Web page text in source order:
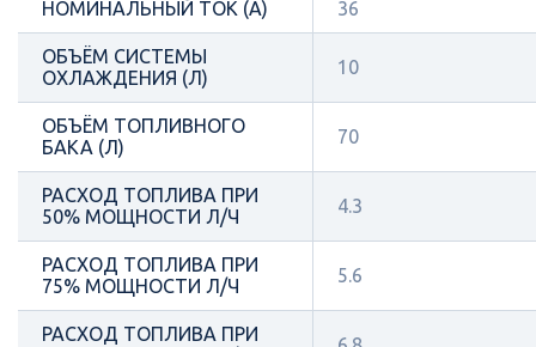
НОМИНАЛЬНЫЙ ТОК (А) 36
ОБЪЁМ СИСТЕМЫ
ОХЛАЖДЕНИЯ (Л)
10
ОБЪЁМ ТОПЛИВНОГО
БАКА (Л)
70
РАСХОД ТОПЛИВА ПРИ
50% МОЩНОСТИ Л/Ч
4.3
РАСХОД ТОПЛИВА ПРИ
75% МОЩНОСТИ Л/Ч
5.6
РАСХОД ТОПЛИВА ПРИ